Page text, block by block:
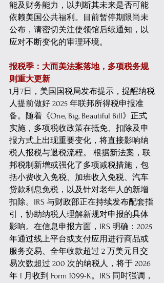
能及财务能力，以判断其未来是否可能
依赖美国公共福利。目前暂停期限尚未
公布，请密切关注使领馆后续通知，以
应对不断变化的审理环境。
报税季：大而美法案落地，多项税务规
则重大更新
1月7日，美国国税局发布提示，提醒纳税
人提前做好 2025 年联邦所得税申报准
备。随着《One, Big, Beautiful Bill》正式
实施，多项税收政策在抵免、扣除及申
报方式上出现重要变化，将直接影响纳
税人报税与退税流程。 根据新法案，联
邦税制新增或强化了多项减税措施，包
括小费收入免税、加班收入免税、汽车
贷款利息免税，以及针对老年人的新增
扣除。IRS 与财政部正在持续发布配套指
引，协助纳税人理解新规对申报的具体
影响。在信息申报方面，IRS 明确：2025
年通过线上平台或支付应用进行商品或
服务交易、全年收款超过 2 万美元且交
易次数超过 200 次的纳税人，将于 2026
年 1 月收到 Form 1099-K。IRS 同时强调，